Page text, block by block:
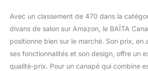
Avec un classement de 470 dans la
divans de salon sur Amazon, le BAÏTA
positionne bien sur le marché. Son prix, en
ses fonctionnalités et son design, offre un
qualité-prix. Pour un canapé qui combine